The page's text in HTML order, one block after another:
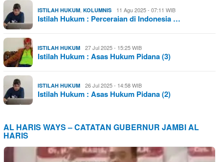
ISTILAH HUKUM KOLUMNIS 11 Agu 2025 - 07:11 WIB
Istilah Hukum : Perceraian di Indonesia …
ISTILAH HUKUM 27 Jul 2025 - 15:25 WIB
Istilah Hukum : Asas Hukum Pidana (3)
ISTILAH HUKUM 26 Jul 2025 - 14:58 WIB
Istilah Hukum : Asas Hukum Pidana (2)
AL HARIS WAYS – CATATAN GUBERNUR JAMBI AL
HARIS